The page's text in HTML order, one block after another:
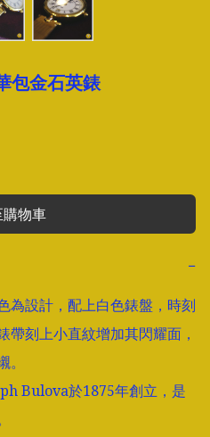
包金石英錶
購物車
−
為設計，配上白色錶盤，時刻
帶刻上小直紋增加其閃耀面，
Bulova於1875年創立，是